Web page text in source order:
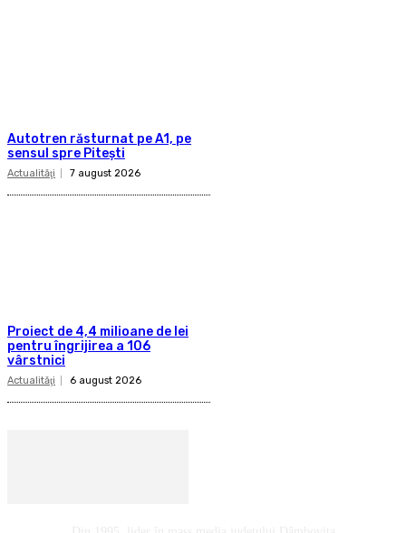
Autotren răsturnat pe A1, pe
sensul spre Pitești
Actualităţi 7 august 2026
Proiect de 4,4 milioane de lei
pentru îngrijirea a 106
vârstnici
Actualităţi 6 august 2026